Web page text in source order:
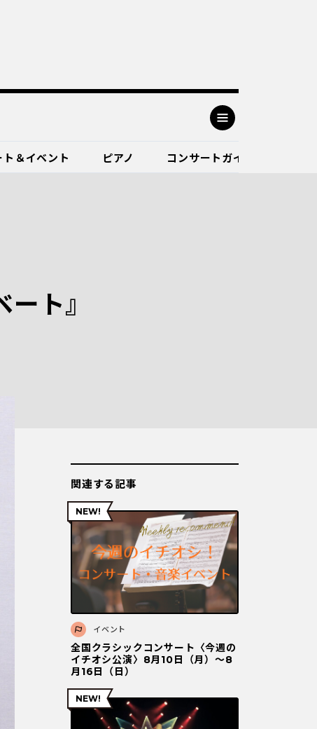
ト＆イベント ピアノ コンサートガイド
ト』
関連する記事
イベント
全国クラシックコンサート〈今週の
イチオシ公演〉8月10日（月）～8
月16日（日）